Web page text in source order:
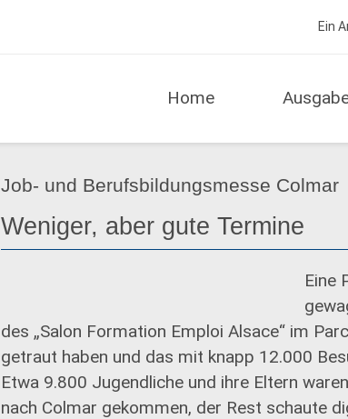
Ein
HomeRegio Report IHK
Job- und Berufsbildungsmesse Colmar
Weniger, aber gute Termine
Eine
des „Salon Formation Emploi Alsace“ im
getraut haben und das mit knapp 12.000
Etwa 9.800 Jugendliche und ihre Eltern
nach Colmar gekommen, der Rest schaute